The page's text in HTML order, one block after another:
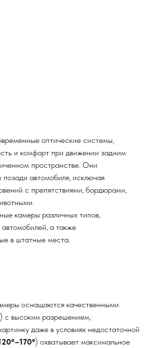
оптические системы,
и комфорт при движении задним
пространстве. Они
автомобиля, исключая
с препятствиями, бордюрами,
камеры различных типов,
а также
в штатные места.
оснащаются качественными
с высоким разрешением,
даже в условиях недостаточной
) охватывает максимальное